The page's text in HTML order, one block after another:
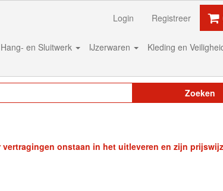
Login Registreer
Hang- en Sluitwerk IJzerwaren
Kleding en
Zoeken
onstaan in het uitleveren en zijn